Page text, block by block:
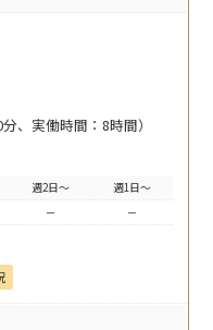
、実働時間：8時間）
週2日～
週1日～
－ －